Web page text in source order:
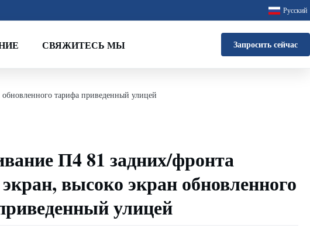
Русский
СВЯЖИТЕСЬ МЫ Запросить сейчас
тарифа приведенный улицей
П4 81 задних/фронта
высоко экран обновленного
улицей